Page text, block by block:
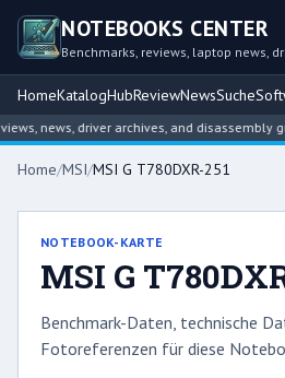
NOTEBOOKS CENTER
Benchmarks, reviews, laptop news,
HomeKatalogHubReviewNewsSuche
news, driver archives, and disassembly
Home/MSI/MSI G T780DXR-251
NOTEBOOK-KARTE
MSI G
Benchmark-Daten, technische
Fotoreferenzen für diese